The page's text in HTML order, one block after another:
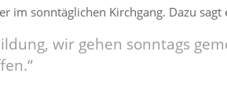
im sonntäglichen Kirchgang. Dazu sagt
wir gehen sonntags